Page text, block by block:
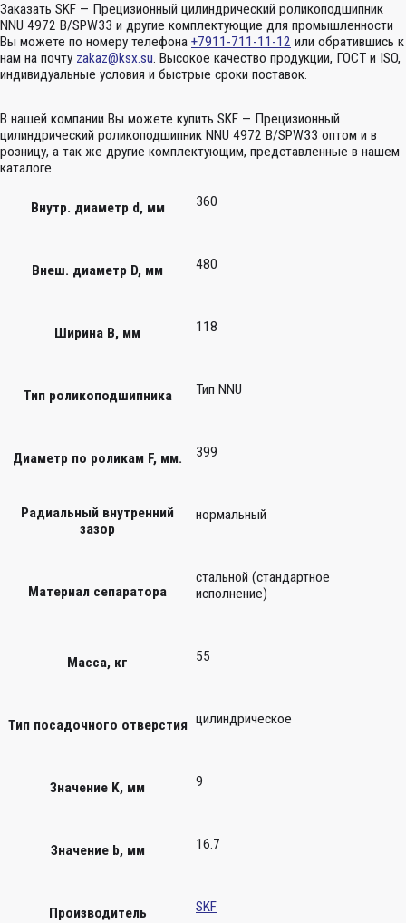
Заказать SKF — Прецизионный цилиндрический роликоподшипник
NNU 4972 B/SPW33 и другие комплектующие для промышленности
Вы можете по номеру телефона +7911-711-11-12 или обратившись к
нам на почту zakaz@ksx.su. Высокое качество продукции, ГОСТ и ISO,
индивидуальные условия и быстрые сроки поставок.
В нашей компании Вы можете купить SKF — Прецизионный
цилиндрический роликоподшипник NNU 4972 B/SPW33 оптом и в
розницу, а так же другие комплектующим, представленные в нашем
каталоге.
Внутр. диаметр d, мм 360
Внеш. диаметр D, мм 480
Ширина B, мм 118
Тип роликоподшипника Тип NNU
Диаметр по роликам F, мм. 399
Радиальный внутренний
зазор
нормальный
Материал сепаратора
стальной (стандартное
исполнение)
Масса, кг 55
Тип посадочного отверстия цилиндрическое
Значение K, мм 9
Значение b, мм 16.7
Производитель SKF